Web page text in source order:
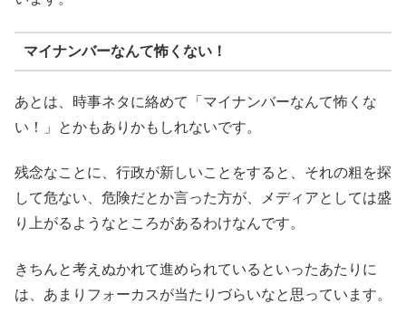
マイナンバーなんて怖くない！
あとは、時事ネタに絡めて「マイナンバーなんて怖くな
い！」とかもありかもしれないです。
残念なことに、行政が新しいことをすると、それの粗を探
して危ない、危険だとか言った方が、メディアとしては盛
り上がるようなところがあるわけなんです。
きちんと考えぬかれて進められているといったあたりに
は、あまりフォーカスが当たりづらいなと思っています。